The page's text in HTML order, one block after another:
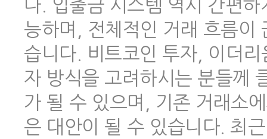
다. 입출금 시스템 역시 간편
능하며, 전체적인 거래 흐름이
습니다. 비트코인 투자, 이더
자 방식을 고려하시는 분들께
가 될 수 있으며, 기존 거래소
은 대안이 될 수 있습니다. 최